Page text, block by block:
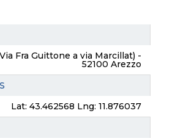
Fra Guittone a via Marcillat) -
52100 Arezzo
Lat: 43.462568 Lng: 11.876037